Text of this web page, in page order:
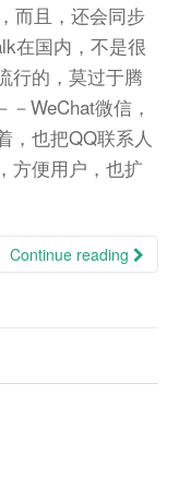
而且，还会同步
在国内，不是很
行的，莫过于腾
WeChat微信，
，也把QQ联系人
方便用户，也扩
Continue reading